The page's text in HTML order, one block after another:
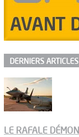
DERNIERS ARTICLES
LE RAFALE